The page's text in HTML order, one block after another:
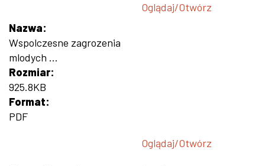
Oglądaj/Otwórz
Nazwa:
Wspolczesne zagrozenia
mlodych ...
Rozmiar:
925.8KB
Format:
PDF
Oglądaj/Otwórz